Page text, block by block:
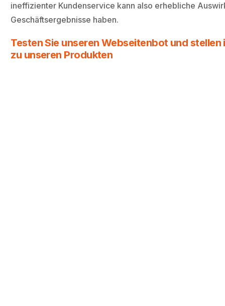
ineffizienter Kundenservice kann also erhebliche
Geschäftsergebnisse haben.
Testen Sie unseren Webseitenbot und stellen
zu unseren Produkten